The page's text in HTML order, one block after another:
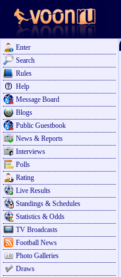
Enter
Search
Rules
Help
Message Board
Blogs
Public Guestbook
News & Reports
Interviews
Polls
Rating
Live Results
Standings & Schedules
Statistics & Odds
TV Broadcasts
Football News
Photo Galleries
Draws